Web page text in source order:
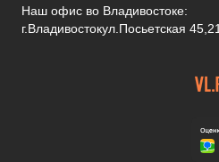
Наш офис во Владивостоке:
г.Владивостокул.Посьетская